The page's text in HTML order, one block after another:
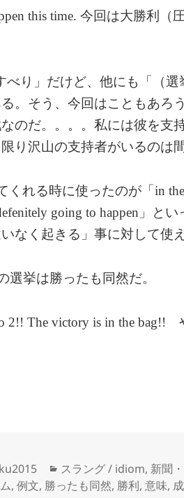
this time.今回は大勝利（
べり」だけど、他にも「（
。そう、今回はこともあろ
のだ。。。。私には彼を支
り沢山の支持者がいるのは
くれる時に使ったのが「in
going to happen 」とい
なく起きる」事に対して使
選挙は勝ったも同然だ。
2!! The victory is in the bag!!
カ
テ
スラング / idiom, 新聞
,例文, 勝ったも同然, 勝利,意味,